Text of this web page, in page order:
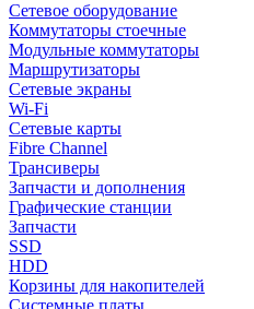
Сетевое оборудование
Коммутаторы стоечные
Модульные коммутаторы
Маршрутизаторы
Сетевые экраны
Wi-Fi
Сетевые карты
Fibre Channel
Трансиверы
Запчасти и дополнения
Графические станции
Запчасти
SSD
HDD
Корзины для накопителей
Системные платы